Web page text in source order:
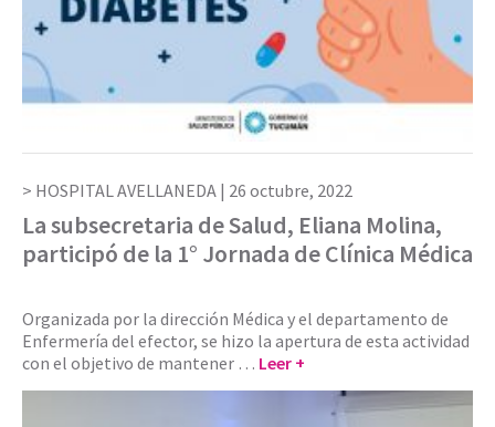
HOSPITAL AVELLANEDA | 26 octubre, 2022
La subsecretaria de Salud, Eliana Molina,
participó de la 1° Jornada de Clínica Médica
Organizada por la dirección Médica y el departamento de
Enfermería del efector, se hizo la apertura de esta actividad
con el objetivo de mantener … Leer +